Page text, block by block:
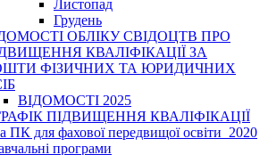
Листопад
Грудень
ОБЛІКУ СВІДОЦТВ ПРО
КВАЛІФІКАЦІЇ ЗА
ФІЗИЧНИХ ТА ЮРИДИЧНИХ
ВІДОМОСТІ 2025
ПІДВИЩЕННЯ КВАЛІФІКАЦІЇ
ПК для фахової передвищої освіти_2020
програми